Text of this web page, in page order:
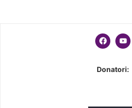
Donatori: